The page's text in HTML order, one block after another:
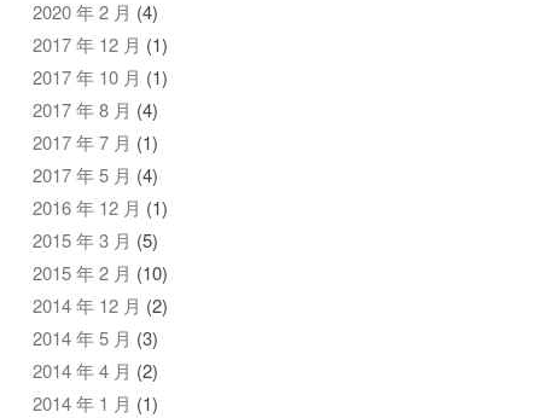
2020 年 2 月 (4)
2017 年 12 月 (1)
2017 年 10 月 (1)
2017 年 8 月 (4)
2017 年 7 月 (1)
2017 年 5 月 (4)
2016 年 12 月 (1)
2015 年 3 月 (5)
2015 年 2 月 (10)
2014 年 12 月 (2)
2014 年 5 月 (3)
2014 年 4 月 (2)
2014 年 1 月 (1)